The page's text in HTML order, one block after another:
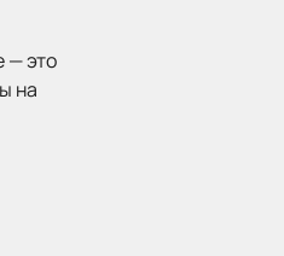
— это
на